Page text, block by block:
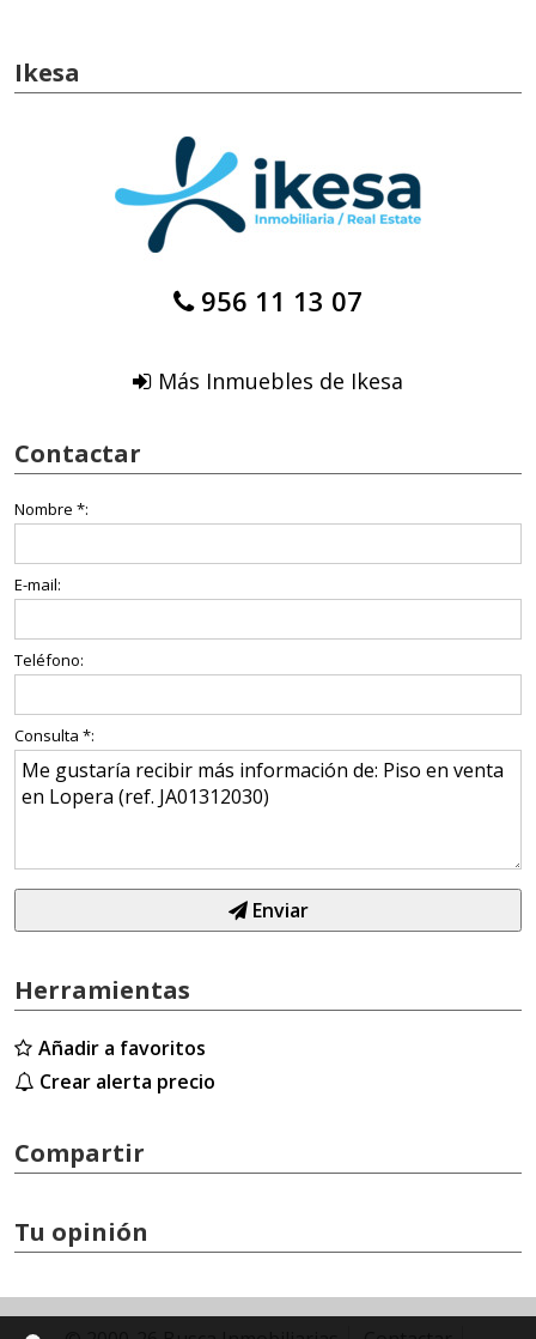
Ikesa
956 11 13 07
Más Inmuebles de Ikesa
Contactar
Nombre *:
E-mail:
Teléfono:
Consulta *:
Enviar
Herramientas
Añadir a favoritos
Crear alerta precio
Compartir
Tu opinión